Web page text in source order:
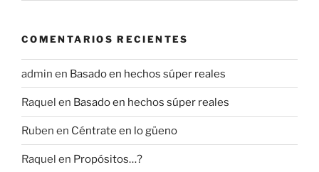
COMENTARIOS RECIENTES
admin en Basado en hechos súper reales
Raquel en Basado en hechos súper reales
Ruben en Céntrate en lo güeno
Raquel en Propósitos…?